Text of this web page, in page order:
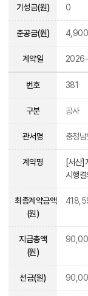
기성금(원) 0
준공금(원)
계약일
번호 381
구분 공사
관서명 충청
계약명
[서산]
시행결
최종계약금액
(원)
지급총액
(원)
선금(원)